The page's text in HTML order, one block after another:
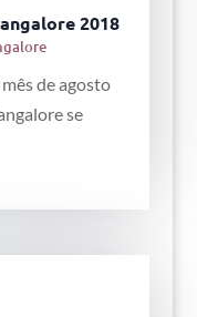
2018
de agosto
se